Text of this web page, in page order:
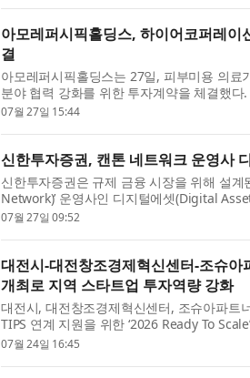
아모레퍼시픽홀딩스, 하이어코퍼레이
결
아모레퍼시픽홀딩스는 27일, 피부미용 의료
분야 협력 강화를 위한 투자계약을 체결했
바탕으로 전문 시술과 일상적인 스킨케어를
07월 27일 15:44
신한투자증권, 캔톤 네트워크 운영사
신한투자증권은 규제 금융 시장을 위해 설
Network)’ 운영사인 디지털에셋(Digital
자는 앤드리슨 호로위츠(Andreessen
07월 27일 09:52
대전시-대전창조경제혁신센터-조슈아
개최로 지역 스타트업 투자역량 강화
대전시, 대전창조경제혁신센터, 조슈아파트
TIPS 연계 지원을 위한 ‘2026 Ready To
세미나는 창업기업이 투자유치 전략을 구체
07월 24일 16:45